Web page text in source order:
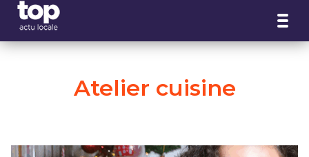
Atelier cuisine
Panneau de gestion des cookies